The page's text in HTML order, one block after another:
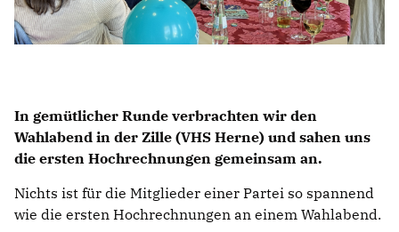
In gemütlicher Runde verbrachten wir den
Wahlabend in der Zille (VHS Herne) und sahen uns
die ersten Hochrechnungen gemeinsam an.
Nichts ist für die Mitglieder einer Partei so spannend
wie die ersten Hochrechnungen an einem Wahlabend.